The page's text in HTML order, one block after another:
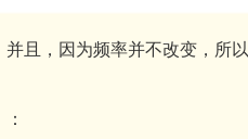
并且，因为频率并不改变，所以